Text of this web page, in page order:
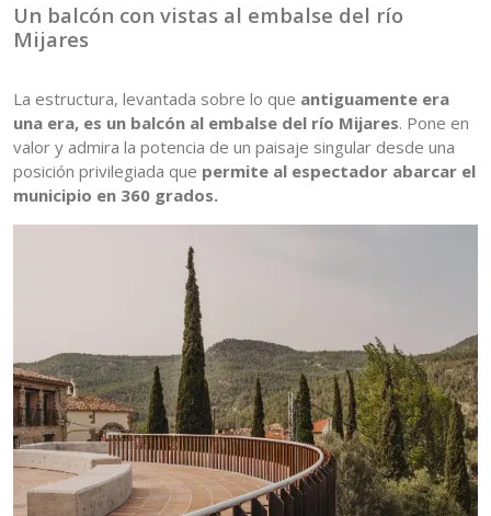
Un balcón con vistas al embalse del río
Mijares
La estructura, levantada sobre lo que antiguamente era
una era, es un balcón al embalse del río Mijares. Pone en
valor y admira la potencia de un paisaje singular desde una
posición privilegiada que permite al espectador abarcar el
municipio en 360 grados.